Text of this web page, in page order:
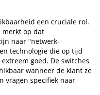
een cruciale rol.
merkt op dat
naar "netwerk-
technologie die op tijd
goed. De switches
wanneer de klant ze
vragen specifiek naar